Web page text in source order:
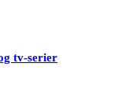
tv-serier